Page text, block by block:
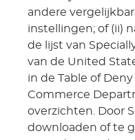
andere
instellingen; of (ii)
de lijst van
van de United
in de Table of Deny
Commerce
overzichten. Door
downloaden of te